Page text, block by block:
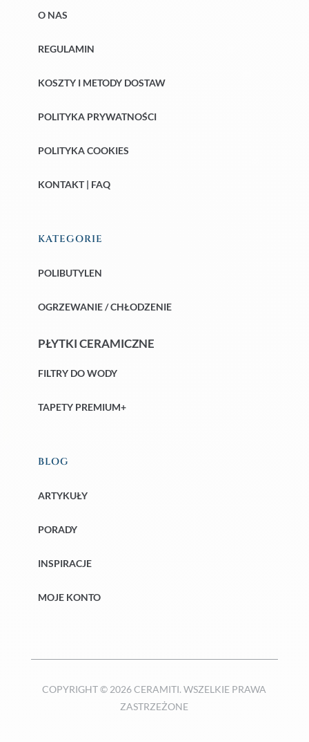
O NAS
REGULAMIN
KOSZTY I METODY DOSTAW
POLITYKA PRYWATNOŚCI
POLITYKA COOKIES
KONTAKT | FAQ
KATEGORIE
POLIBUTYLEN
OGRZEWANIE / CHŁODZENIE
PŁYTKI CERAMICZNE
FILTRY DO WODY
TAPETY PREMIUM+
BLOG
ARTYKUŁY
PORADY
INSPIRACJE
MOJE KONTO
COPYRIGHT © 2026 CERAMITI. WSZELKIE PRAWA
ZASTRZEŻONE